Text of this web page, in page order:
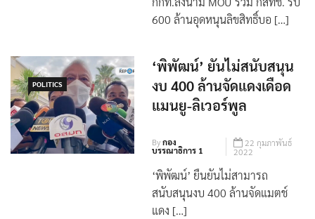
กกท.ลงนาม MOU ร่วม กสทช. รับ
POLITICS
‘พิพัฒน์’ ยันไม่สนับสนุน
งบ 400 ล้านจัดแดงเดือด
แมนยู-ลิเวอร์พูล
Byกอง
22 กุมภาพันธ์
‘พิพัฒน์’ ยืนยันไม่สามารถ
สนับสนุนงบ 400 ล้านจัดแมตช์